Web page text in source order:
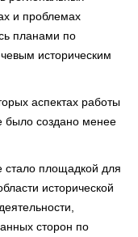
и проблемах
планами по
историческим
аспектах работы
было создано менее
стало площадкой для
исторической
сторон по